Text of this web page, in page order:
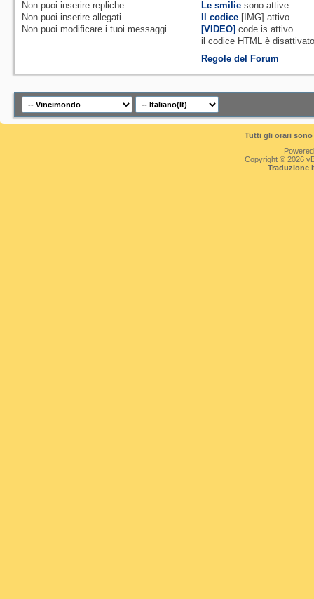
Non puoi inserire repliche
Non puoi inserire allegati
Non puoi modificare i tuoi messaggi
Le smilie sono attive
Il codice [IMG]attivo
[VIDEO] code isattivo
il codice HTML è
Regole del Forum
Tutti gli orari
Copyright © 2026
Traduzione